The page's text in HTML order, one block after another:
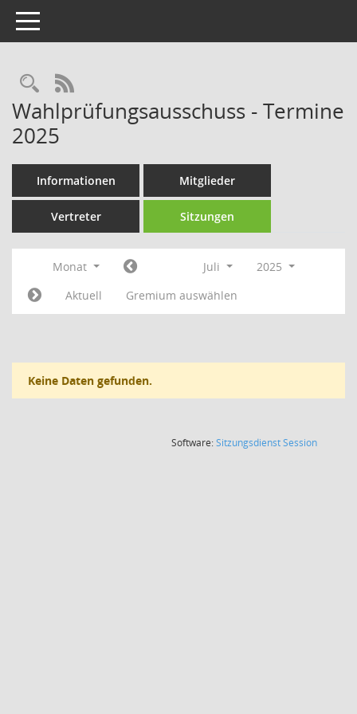
Toggle navigation
Rechercheauswahl
RSS-Feed
Wahlprüfungsausschuss - Termine
2025
Informationen Mitglieder
Vertreter Sitzungen
Monat Juli
2025
Aktuell
Gremium auswählen
Keine Daten gefunden.
Software:SitzungsdienstSession(Wird in